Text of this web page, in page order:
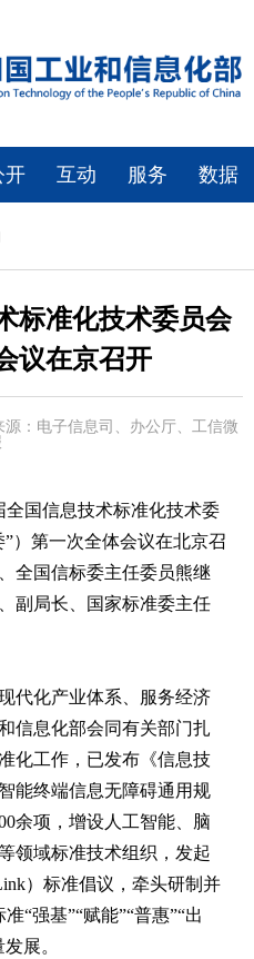
开 互动 服务 数据
标准化技术委员会
议在京召开
源：电子信息司、办公厅、工信微
全国信息技术标准化技术委
）第一次全体会议在北京召
全国信标委主任委员熊继
副局长、国家标准委主任
代化产业体系、服务经济
信息化部会同有关部门扎
化工作，已发布《信息技
能终端信息无障碍通用规
余项，增设人工智能、脑
领域标准技术组织，发起
）标准倡议，牵头研制并
“强基”“赋能”“普惠”“出
展。